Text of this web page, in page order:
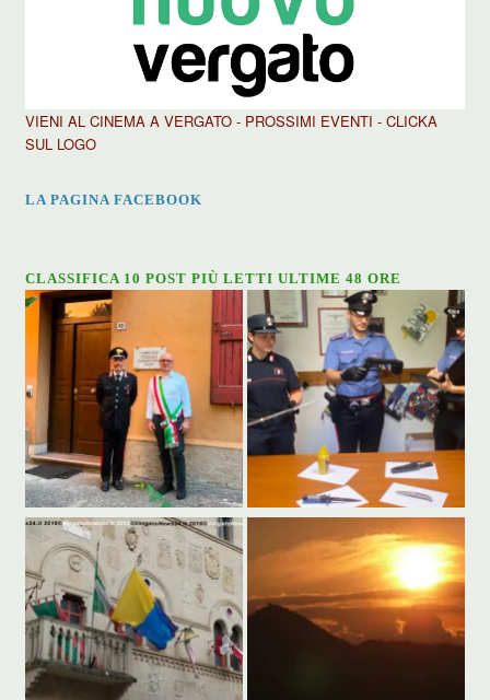
VIENI AL CINEMA A VERGATO - PROSSIMI EVENTI - CLICKA
SUL LOGO
LA PAGINA FACEBOOK
CLASSIFICA 10 POST PIÙ LETTI ULTIME 48 ORE